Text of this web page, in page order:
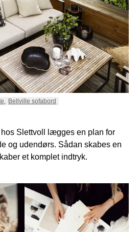
, Bellville sofabord
Slettvoll lægges en plan for
og udendørs. Sådan skabes en
et komplet indtryk.